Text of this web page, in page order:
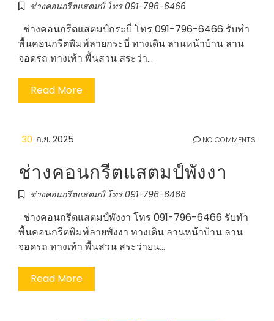
ช่างคอนกรีตแสตมป์ โทร 091-796-6466
ช่างคอนกรีตแสตมป์กระบี่ โทร 091-796-6466 รับทำ
พื้นคอนกรีตพิมพ์ลายกระบี่ ทางเดิน ลานหน้าบ้าน ลาน
จอดรถ ทางเท้า พื้นสวน สระว่า…
Read More
30 ก.ย. 2025 NO COMMENTS
ช่างคอนกรีตแสตมป์พังงา
ช่างคอนกรีตแสตมป์ โทร 091-796-6466
ช่างคอนกรีตแสตมป์พังงา โทร 091-796-6466 รับทำ
พื้นคอนกรีตพิมพ์ลายพังงา ทางเดิน ลานหน้าบ้าน ลาน
จอดรถ ทางเท้า พื้นสวน สระว่ายน…
Read More